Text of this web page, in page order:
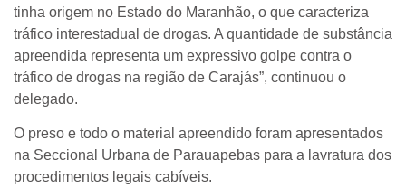
tinha origem no Estado do Maranhão, o que caracteriza
tráfico interestadual de drogas. A quantidade de substância
apreendida representa um expressivo golpe contra o
tráfico de drogas na região de Carajás”, continuou o
delegado.
O preso e todo o material apreendido foram apresentados
na Seccional Urbana de Parauapebas para a lavratura dos
procedimentos legais cabíveis.